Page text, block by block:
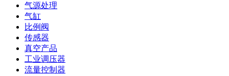
气源处理
气缸
比例阀
传感器
真空产品
工业调压器
流量控制器